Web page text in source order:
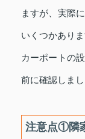
ますが、実際
いくつかありま
カーポートの
前に確認しまし
注意点①隣